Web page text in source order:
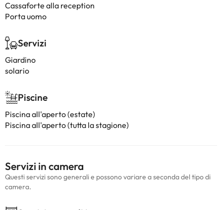
Cassaforte alla reception
Porta uomo
Servizi
Giardino
solario
Piscine
Piscina all'aperto (estate)
Piscina all'aperto (tutta la stagione)
Servizi in camera
Questi servizi sono generali e possono variare a seconda del tipo di
camera.